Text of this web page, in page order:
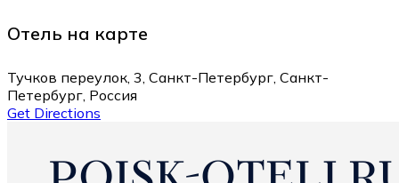
Отель на карте
Тучков переулок, 3, Санкт-Петербург, Санкт-
Петербург, Россия
Get Directions